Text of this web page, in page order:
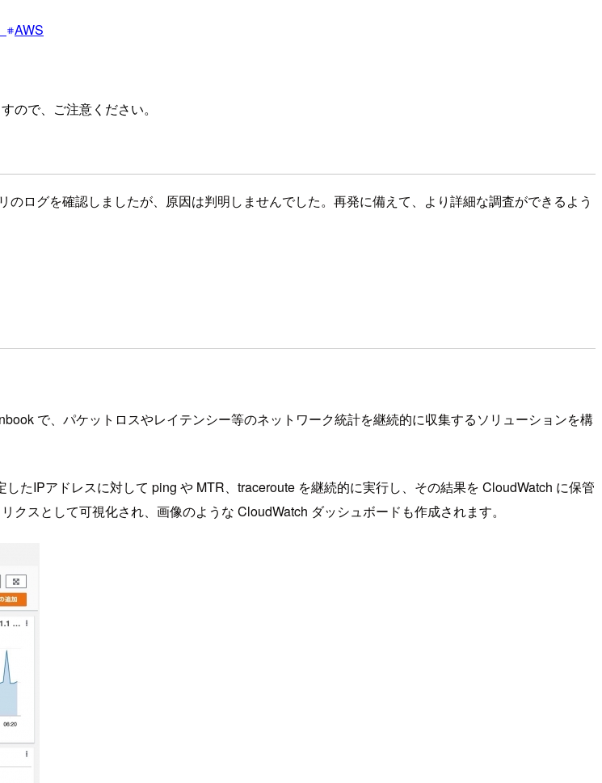
AWS
ので、ご注意ください。
ログを確認しましたが、原因は判明しませんでした。再発に備えて、より詳細な調査ができるよう
で、パケットロスやレイテンシー等のネットワーク統計を継続的に収集するソリューションを構
たIPアドレスに対して ping や MTR、traceroute を継続的に実行し、その結果を CloudWatch に保管
スとして可視化され、画像のような CloudWatch ダッシュボードも作成されます。